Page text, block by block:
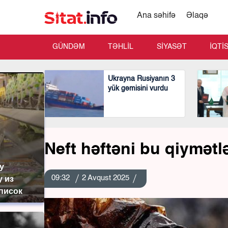
из
Ana səhifə Əlaqə
GÜNDƏM TƏHLİL SİYASƏT
Ukrayna Rusiyanın 3
yük gəmisini vurdu
Neft həftəni bu
09:32 2 Avqust 2025